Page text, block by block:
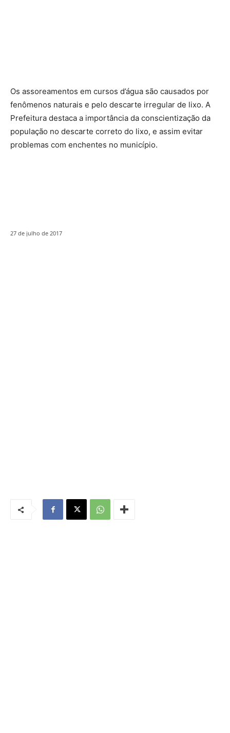
Os assoreamentos em cursos d’água são causados por
fenômenos naturais e pelo descarte irregular de lixo. A
Prefeitura destaca a importância da conscientização da
população no descarte correto do lixo, e assim evitar
problemas com enchentes no município.
27 de julho de 2017